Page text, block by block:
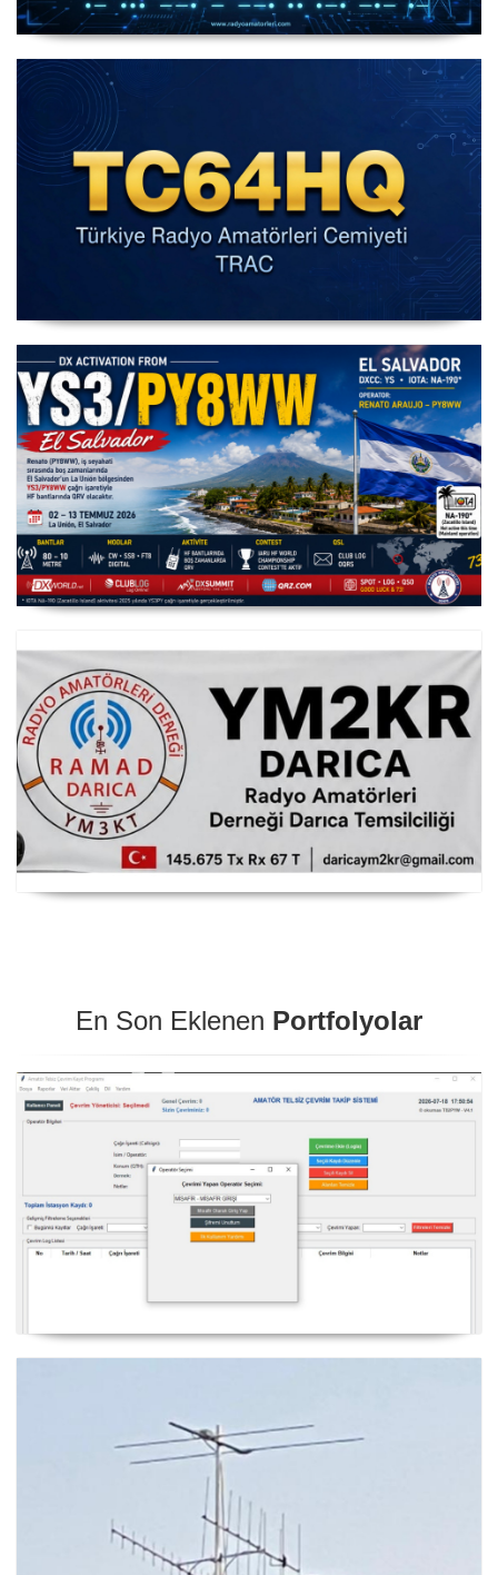
IARU HF World Championship 2026
IARU HF Yarışması TC64HQ Havada Olacak (Trac
YS3/PY8WW Türkiye'den FT8 Mümkün
RAMAD Darıca Temsilciliği YM2KR
En Son Eklenen Portfolyolar
NexQso Telsiz Çevrim Kayıt Programı Güncelleme